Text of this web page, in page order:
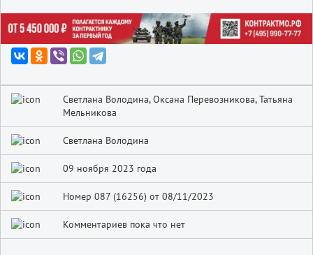
Светлана Володина, Оксана Перевозникова, Татьяна
Мельникова
Светлана Володина
09 ноября 2023 года
Номер 087 (16256) от 08/11/2023
Комментариев пока что нет